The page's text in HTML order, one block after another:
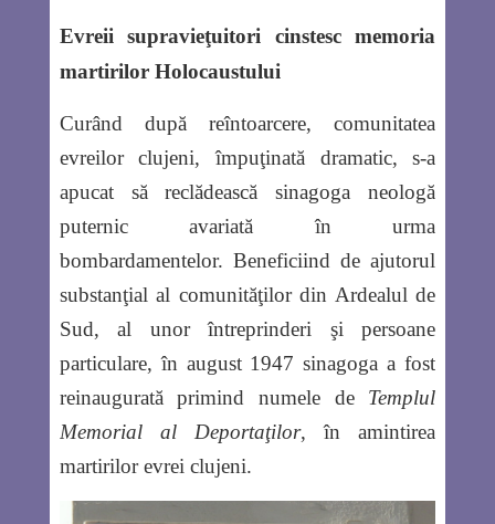
Evreii supravieţuitori cinstesc memoria
martirilor Holocaustului
Curând după reîntoarcere, comunitatea
evreilor clujeni, împuţinată dramatic, s-a
apucat să reclădească sinagoga neologă
puternic avariată în urma
bombardamentelor. Beneficiind de ajutorul
substanţial al comunităţilor din Ardealul de
Sud, al unor întreprinderi şi persoane
particulare, în august 1947 sinagoga a fost
reinaugurată primind numele de Templul
Memorial al Deportaţilor, în amintirea
martirilor evrei clujeni.